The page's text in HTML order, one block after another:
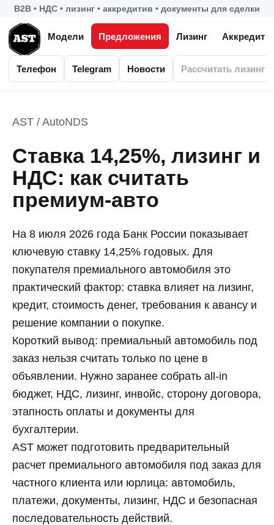
B2B • НДС • лизинг • аккредитив • документы для сделки
Модели Предложения Лизинг
Телефон Telegram Новости Рассчитать лизинг
AST / AutoNDS
Ставка 14,25%, лизинг и
НДС: как считать
премиум-авто
На 8 июля 2026 года Банк России показывает
ключевую ставку 14,25% годовых. Для
покупателя премиального автомобиля это
практический фактор: ставка влияет на лизинг,
кредит, стоимость денег, требования к авансу и
решение компании о покупке.
Короткий вывод: премиальный автомобиль под
заказ нельзя считать только по цене в
объявлении. Нужно заранее собрать all-in
бюджет, НДС, лизинг, инвойс, сторону договора,
этапность оплаты и документы для
бухгалтерии.
AST может подготовить предварительный
расчет премиального автомобиля под заказ для
частного клиента или юрлица: автомобиль,
платежи, документы, лизинг, НДС и безопасная
последовательность действий.